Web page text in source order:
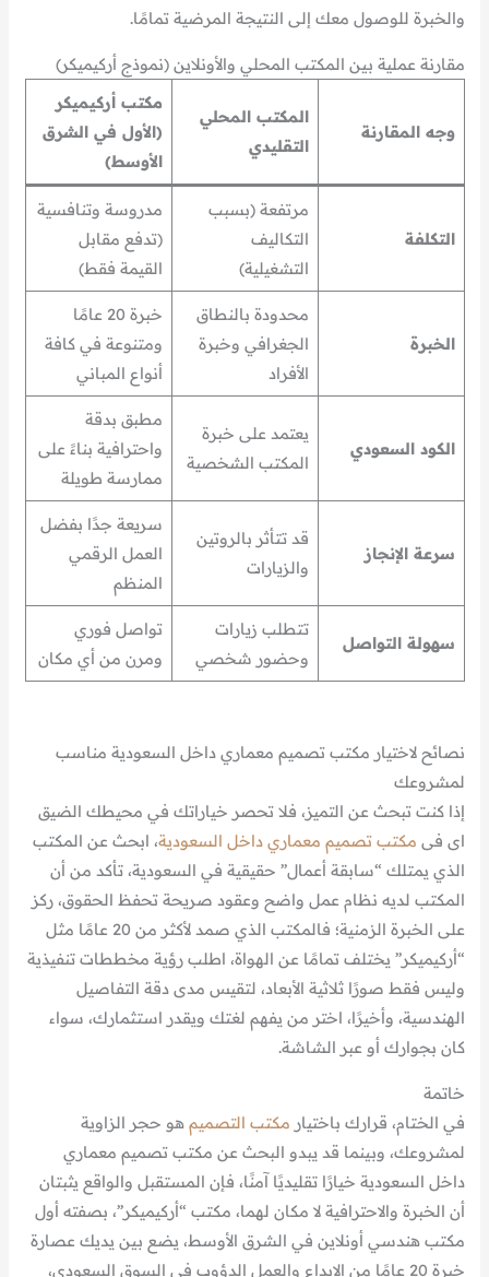
والخبرة للوصول معك إلى النتيجة المرضية تمامًا.
مقارنة عملية بين المكتب المحلي والأونلاين (نموذج أركيميكر)
وجه المقارنة
المكتب المحلي
التقليدي
مكتب أركيميكر
(الأول في الشرق
الأوسط)
التكلفة
مرتفعة (بسبب
التكاليف
التشغيلية)
مدروسة وتنافسية
(تدفع مقابل
القيمة فقط)
الخبرة
محدودة بالنطاق
الجغرافي وخبرة
الأفراد
خبرة 20 عامًا
ومتنوعة في كافة
أنواع المباني
الكود السعودي
يعتمد على خبرة
المكتب الشخصية
مطبق بدقة
واحترافية بناءً على
ممارسة طويلة
سرعة الإنجاز
قد تتأثر بالروتين
والزيارات
سريعة جدًا بفضل
العمل الرقمي
المنظم
سهولة التواصل
تتطلب زيارات
وحضور شخصي
تواصل فوري
ومرن من أي مكان
نصائح لاختيار مكتب تصميم معماري داخل السعودية مناسب
لمشروعك
إذا كنت تبحث عن التميز، فلا تحصر خياراتك في محيطك الضيق
اى فى مكتب تصميم معماري داخل السعودية، ابحث عن المكتب
الذي يمتلك “سابقة أعمال” حقيقية في السعودية، تأكد من أن
المكتب لديه نظام عمل واضح وعقود صريحة تحفظ الحقوق، ركز
على الخبرة الزمنية؛ فالمكتب الذي صمد لأكثر من 20 عامًا مثل
“أركيميكر” يختلف تمامًا عن الهواة، اطلب رؤية مخططات تنفيذية
وليس فقط صورًا ثلاثية الأبعاد، لتقيس مدى دقة التفاصيل
الهندسية، وأخيرًا، اختر من يفهم لغتك ويقدر استثمارك، سواء
كان بجوارك أو عبر الشاشة.
خاتمة
في الختام، قرارك باختيار مكتب التصميم هو حجر الزاوية
لمشروعك، وبينما قد يبدو البحث عن مكتب تصميم معماري
داخل السعودية خيارًا تقليديًا آمنًا، فإن المستقبل والواقع يثبتان
أن الخبرة والاحترافية لا مكان لهما، مكتب “أركيميكر”، بصفته أول
مكتب هندسي أونلاين في الشرق الأوسط، يضع بين يديك عصارة
خبرة 20 عامًا من الإبداع والعمل الدؤوب في السوق السعودي،